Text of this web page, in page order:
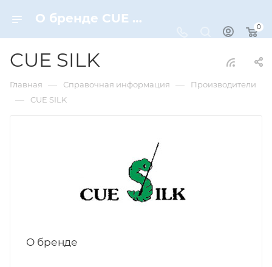
О бренде CUE SILK
0
CUE SILK
Главная — Справочная информация — Производители
— CUE SILK
О бренде